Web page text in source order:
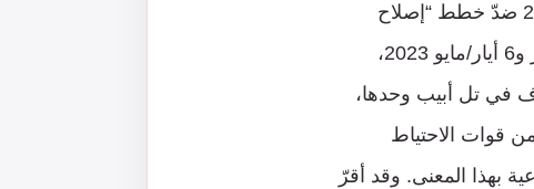
وقد اتسعت رقعة الاحتجاجات وتصدعات الخدمة الاحتياطية منذ مطلع عام 2023 ضدّ خطط “إصلاح
القضاء”، وتواصلت موجات التعبئة خلال الحرب على غزّة. ففي 11 شباط/فبراير و6 أيار/مايو 2023،
رويترز خروج “عشرات الآلاف” في شتّى المدن، منهم نحو 110 آلاف في تل أبيب وحدها،
قوات الاحتياط
رسالة جماعية بهذا المعنى. وقد أقرّ